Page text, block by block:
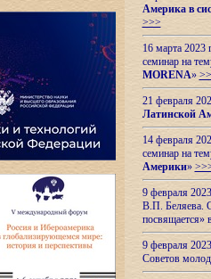
Америка в
>>>
16 марта 2023
семинар на
MORENA»
21 февраля
Латинской
14 февраля
семинар на
Америки»
9 февраля
В.П. Беляева.
посвящается»
9 февраля
Советов